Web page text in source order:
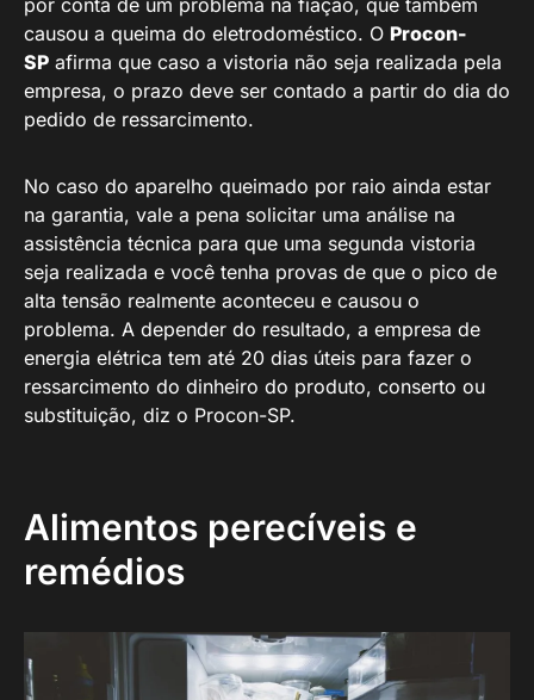
causou a queima do eletrodoméstico. O Procon-
SP afirma que caso a vistoria não seja realizada pela
empresa, o prazo deve ser contado a partir do dia do
pedido de ressarcimento.
No caso do aparelho queimado por raio ainda estar
na garantia, vale a pena solicitar uma análise na
assistência técnica para que uma segunda vistoria
seja realizada e você tenha provas de que o pico de
alta tensão realmente aconteceu e causou o
problema. A depender do resultado, a empresa de
energia elétrica tem até 20 dias úteis para fazer o
ressarcimento do dinheiro do produto, conserto ou
substituição, diz o Procon-SP.
Alimentos perecíveis e
remédios